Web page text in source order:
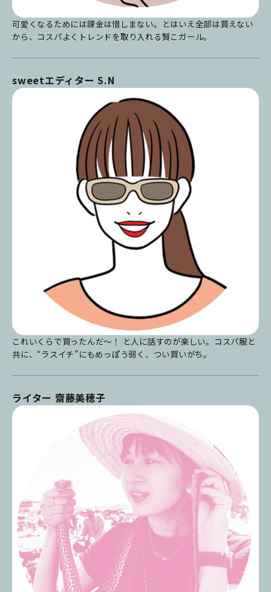
可愛くなるためには課金は惜しまない。とはいえ全部は買えない
から、コスパよくトレンドを取り入れる賢こガール。
sweetエディター S.N
これいくらで買ったんだ～！ と人に話すのが楽しい。コスパ服と
共に、“ラスイチ”にもめっぽう弱く、つい買いがち。
ライター 齋藤美穂子